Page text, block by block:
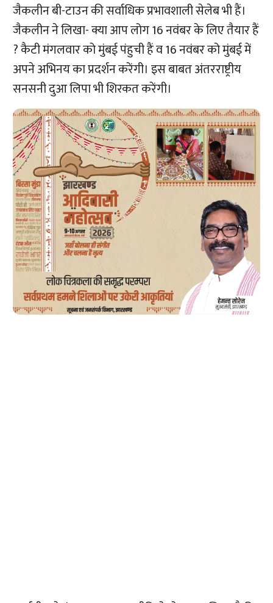
जैकलीन बी-टाउन की सर्वाधिक प्रभावशाली सेलेब भी हैं।
जैकलीन ने लिखा- क्या आप लोग 16 नवंबर के लिए तैयार हैं
? कैटी मंगलवार को मुंबई पंहुची हैं व 16 नवंबर को मुंबई में
अपने अभिनय का प्रदर्शन करेंगी। इस बाबत अंतरराष्ट्रीय
सनसनी दुआ लिपा भी शिरकत करेंगी।